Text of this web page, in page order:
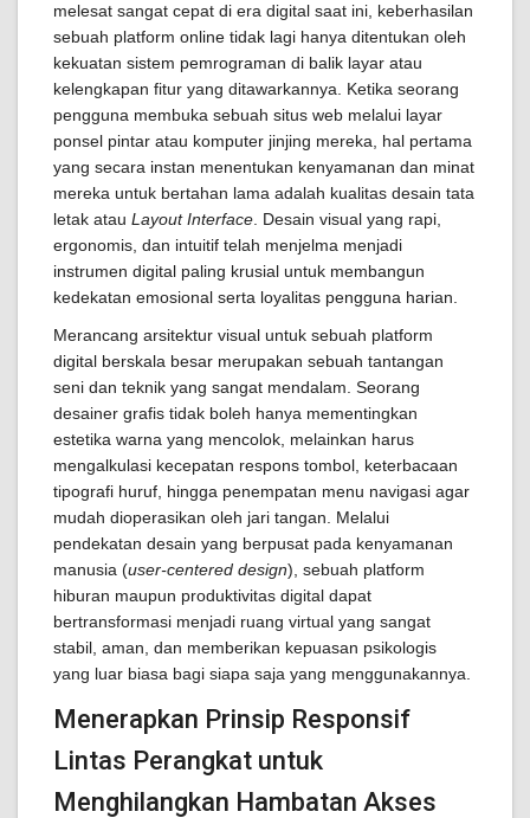
melesat sangat cepat di era digital saat ini, keberhasilan
sebuah platform online tidak lagi hanya ditentukan oleh
kekuatan sistem pemrograman di balik layar atau
kelengkapan fitur yang ditawarkannya. Ketika seorang
pengguna membuka sebuah situs web melalui layar
ponsel pintar atau komputer jinjing mereka, hal pertama
yang secara instan menentukan kenyamanan dan minat
mereka untuk bertahan lama adalah kualitas desain tata
letak atau Layout Interface . Desain visual yang rapi,
ergonomis, dan intuitif telah menjelma menjadi
instrumen digital paling krusial untuk membangun
kedekatan emosional serta loyalitas pengguna harian.
Merancang arsitektur visual untuk sebuah platform
digital berskala besar merupakan sebuah tantangan
seni dan teknik yang sangat mendalam. Seorang
desainer grafis tidak boleh hanya mementingkan
estetika warna yang mencolok, melainkan harus
mengalkulasi kecepatan respons tombol, keterbacaan
tipografi huruf, hingga penempatan menu navigasi agar
mudah dioperasikan oleh jari tangan. Melalui
pendekatan desain yang berpusat pada kenyamanan
manusia (user-centered design), sebuah platform
hiburan maupun produktivitas digital dapat
bertransformasi menjadi ruang virtual yang sangat
stabil, aman, dan memberikan kepuasan psikologis
yang luar biasa bagi siapa saja yang menggunakannya.
Menerapkan Prinsip Responsif
Lintas Perangkat untuk
Menghilangkan Hambatan Akses